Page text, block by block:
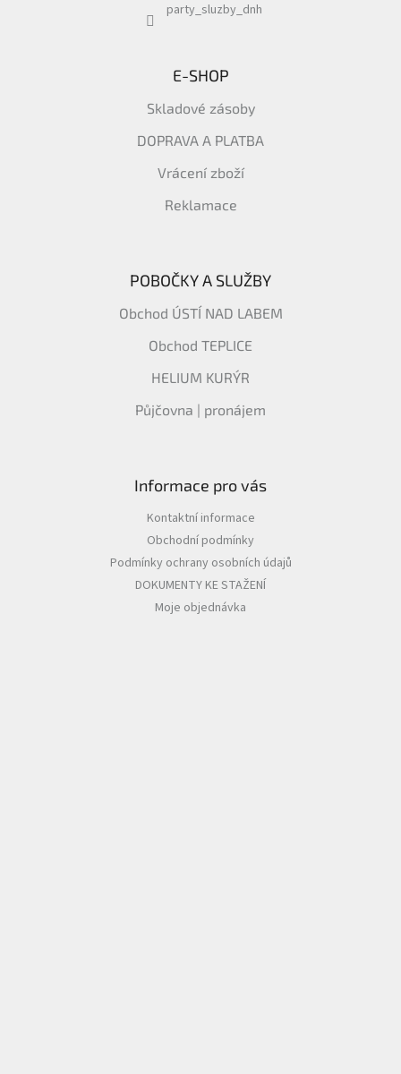
party_sluzby_dnh
E-SHOP
Skladové zásoby
DOPRAVA A PLATBA
Vrácení zboží
Reklamace
POBOČKY A SLUŽBY
Obchod ÚSTÍ NAD LABEM
Obchod TEPLICE
HELIUM KURÝR
Půjčovna | pronájem
Informace pro vás
Kontaktní informace
Obchodní podmínky
Podmínky ochrany osobních údajů
DOKUMENTY KE STAŽENÍ
Moje objednávka